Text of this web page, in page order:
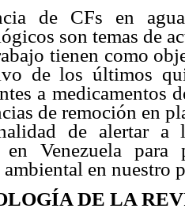
de CFs en
son temas de
tienen como
de los últimos
a medicamentos
de remoción en
de alertar a
en Venezuela
en nuestro
DE LA